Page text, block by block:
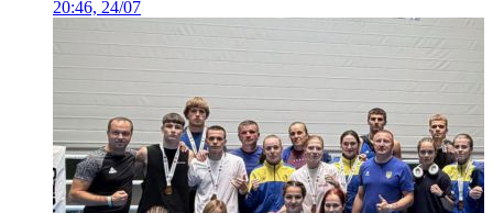
20:46, 24/07